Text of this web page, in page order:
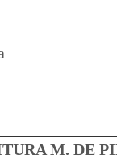
M. DE